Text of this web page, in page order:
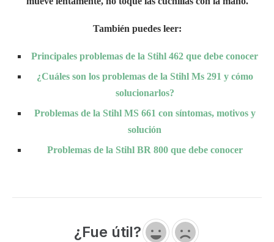
También puedes leer:
Principales problemas de la Stihl 462 que debe conocer
¿Cuáles son los problemas de la Stihl Ms 291 y cómo
solucionarlos?
Problemas de la Stihl MS 661 con síntomas, motivos y
solución
Problemas de la Stihl BR 800 que debe conocer
¿Fue útil?